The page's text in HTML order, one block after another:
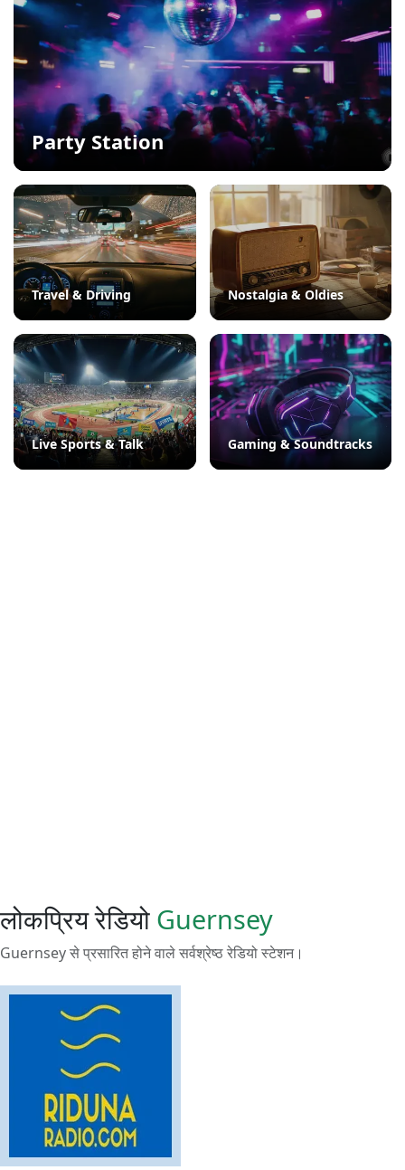
Party Station
Travel & Driving Nostalgia & Oldies
Live Sports & Talk Gaming & Soundtracks
लोकप्रिय रेडियो Guernsey
Guernsey से प्रसारित होने वाले सर्वश्रेष्ठ रेडियो स्टेशन।